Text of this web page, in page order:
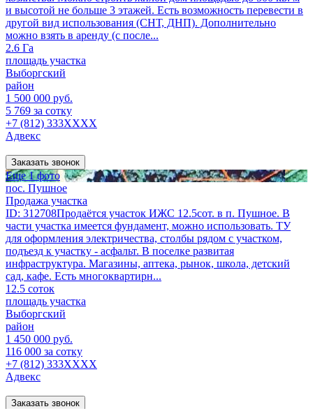
и высотой не больше 3 этажей. Есть возможность перевести в
другой вид использования (СНТ, ДНП). Дополнительно
можно взять в аренду (с после...
2.6 Га
площадь участка
Выборгский
район
1 500 000 руб.
5 769 за сотку
+7 (812) 333XXXX
Адвекс
Заказать звонок
Еще 1 фото
пос. Пушное
Продажа участка
ID: 312708Продаётся участок ИЖС 12.5сот. в п. Пушное. В
части участка имеется фундамент, можно использовать. ТУ
для оформления электричества, столбы рядом с участком,
подъезд к участку - асфальт. В поселке развитая
инфраструктура. Магазины, аптека, рынок, школа, детский
сад, кафе. Есть многоквартирн...
12.5 соток
площадь участка
Выборгский
район
1 450 000 руб.
116 000 за сотку
+7 (812) 333XXXX
Адвекс
Заказать звонок